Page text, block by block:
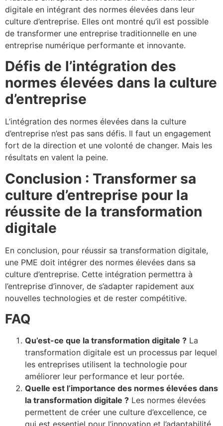
digitale en intégrant des normes élevées dans leur
culture d’entreprise. Elles ont montré qu’il est possible
de transformer une entreprise traditionnelle en une
entreprise numérique performante et innovante.
Défis de l’intégration des
normes élevées dans la culture
d’entreprise
L’intégration des normes élevées dans la culture
d’entreprise n’est pas sans défis. Il faut un engagement
fort de la direction et une volonté de changer. Mais les
résultats en valent la peine.
Conclusion : Transformer sa
culture d’entreprise pour la
réussite de la transformation
digitale
En conclusion, pour réussir sa transformation digitale,
une PME doit intégrer des normes élevées dans sa
culture d’entreprise. Cette intégration permettra à
l’entreprise d’innover, de s’adapter rapidement aux
nouvelles technologies et de rester compétitive.
FAQ
Qu’est-ce que la transformation digitale ? La
transformation digitale est un processus par lequel
les entreprises utilisent la technologie pour
améliorer leur performance et leur portée.
Quelle est l’importance des normes élevées dans
la transformation digitale ? Les normes élevées
permettent de créer une culture d’excellence, ce